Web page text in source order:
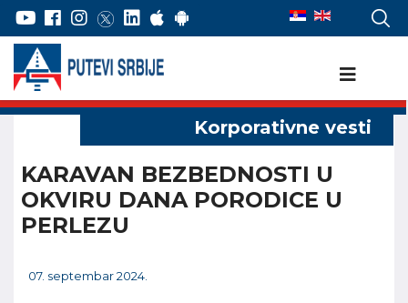
KARAVAN BEZBEDNOSTI U
OKVIRU DANA PORODICE U
PERLEZU
07. septembar 2024.